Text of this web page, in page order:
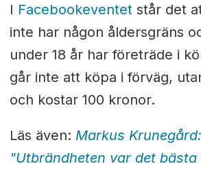
I Facebookeventet står det
inte har någon åldersgräns
under 18 år har företräde i
går inte att köpa i förväg,
och kostar 100 kronor.
Läs även: Markus Krunegård:
"Utbrändheten var det